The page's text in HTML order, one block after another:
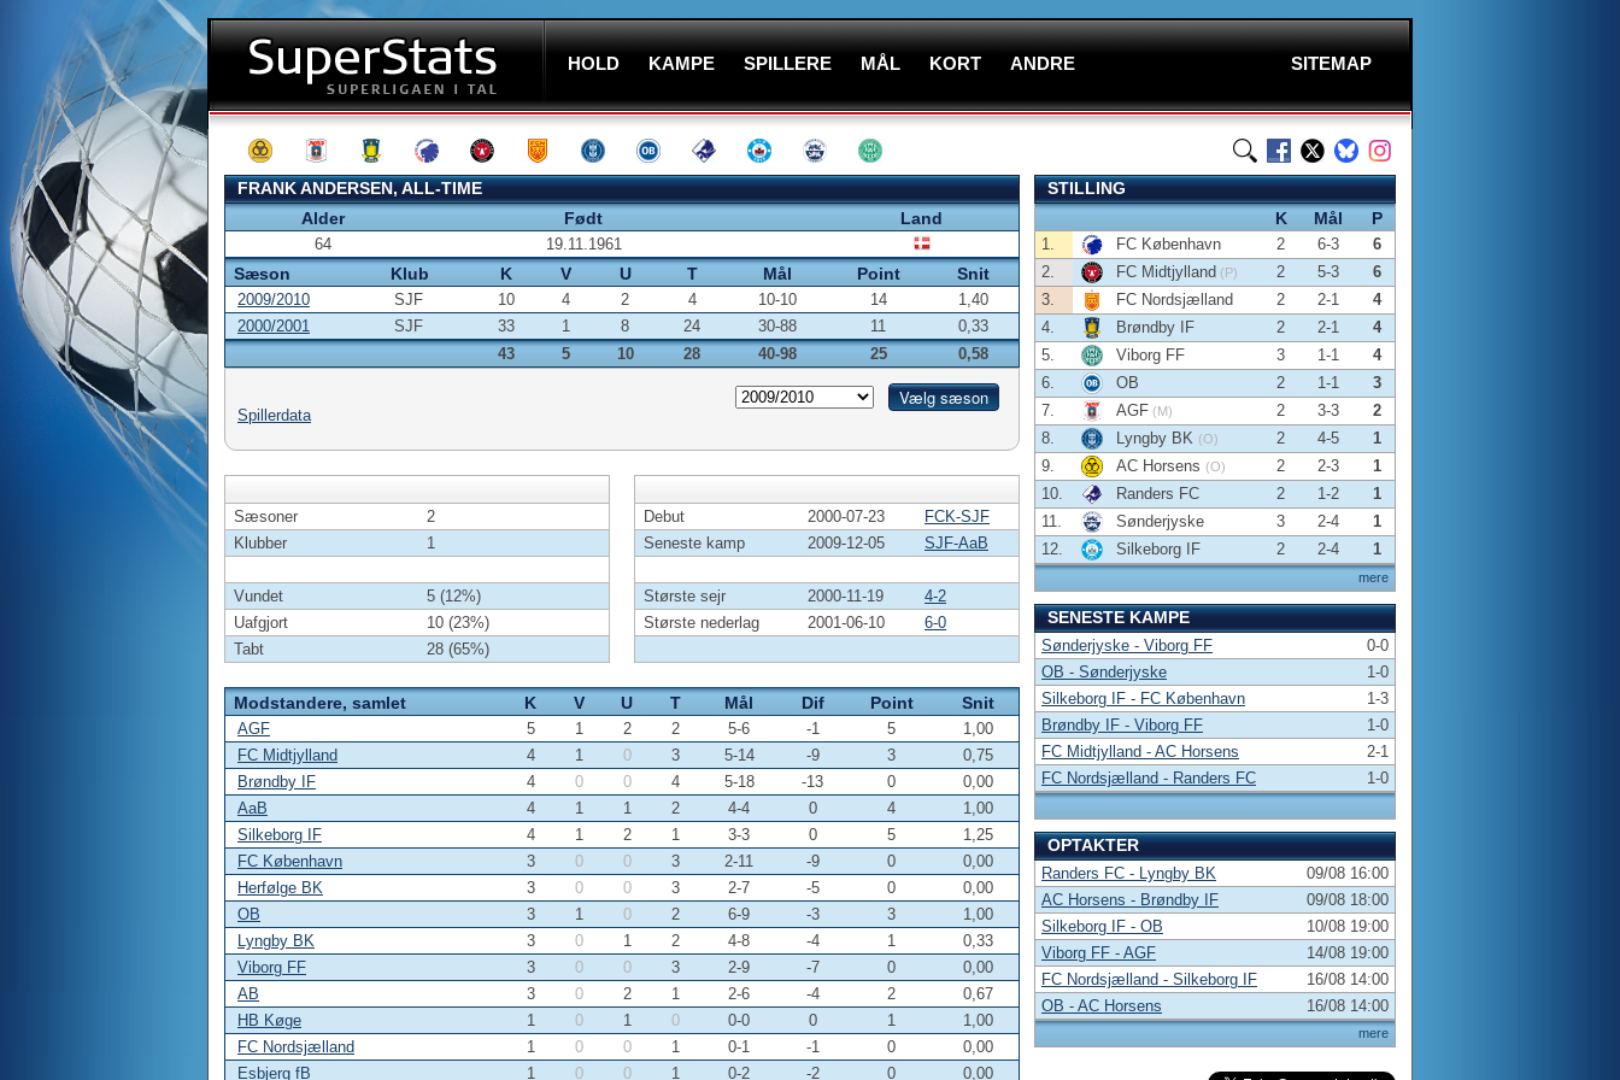
HOLD KAMPE SPILLERE MÅL KORT ANDRE SITEMAP
FRANK ANDERSEN, ALL-TIME
Alder
Født Land
64 19.11.1961
Sæson Klub K V U T Mål Point Snit
2009/2010 SJF 10 4 2 4 10-10 14
1,40
2000/2001
SJF 33 1 8 24 30-88 11
0,33
43
5 10 28 40-98 25 0,58
Spillerdata
Sæsoner
2
Klubber
1
Vundet
5 (12%)
Uafgjort
10 (23%)
Tabt
28 (65%)
Debut 2000-07-23
FCK-SJF
Seneste kamp
2009-12-05 SJF-AaB
Største sejr 2000-11-19
4-2
Største nederlag
2001-06-10 6-0
Modstandere, samlet K V U T Mål Dif Point Snit
AGF 5 1 2 2 5-6 -1 5
1,00
FC Midtjylland
4 1 0 3 5-14 -9 3
0,75
Brøndby IF
4 0 0 4 5-18 -13 0
0,00
AaB
4 1 1 2 4-4 0 4
1,00
Silkeborg IF
4 1 2 1 3-3 0 5
1,25
FC København
3 0 0 3 2-11 -9 0
0,00
Herfølge BK
3 0 0 3 2-7 -5 0
0,00
OB
3 1 0 2 6-9 -3 3
1,00
Lyngby BK
3 0 1 2 4-8 -4 1
0,33
Viborg FF
3 0 0 3 2-9 -7 0
0,00
AB
3 0 2 1 2-6 -4 2
0,67
HB Køge
1 0 1 0 0-0 0 1
1,00
FC Nordsjælland
1 0 0 1 0-1 -1 0
0,00
Esbjerg fB
1 0 0 1 0-2 -2 0 0,00
STILLING
K
Mål P
mere
1. FC København 2 6-3
6
2.
FC Midtjylland (P) 2 5-3
6
3.
FC Nordsjælland 2 2-1
4
4.
Brøndby IF 2 2-1
4
5.
Viborg FF 3 1-1
4
6.
OB 2 1-1
3
7.
AGF (M) 2 3-3
2
8.
Lyngby BK (O) 2 4-5
1
9.
AC Horsens (O) 2 2-3
1
10.
Randers FC 2 1-2
1
11.
Sønderjyske 3 2-4
1
12.
Silkeborg IF 2 2-4 1
SENESTE KAMPE
Sønderjyske - Viborg FF
0-0
OB - Sønderjyske
1-0
Silkeborg IF - FC København
1-3
Brøndby IF - Viborg FF
1-0
FC Midtjylland - AC Horsens
2-1
FC Nordsjælland - Randers FC
1-0
OPTAKTER
mere
Randers FC - Lyngby BK
09/08 16:00
AC Horsens - Brøndby IF
09/08 18:00
Silkeborg IF - OB
10/08 19:00
Viborg FF - AGF
14/08 19:00
FC Nordsjælland - Silkeborg IF
16/08 14:00
OB - AC Horsens
16/08 14:00